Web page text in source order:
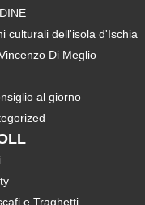
culturali dell'isola d'Ischia
Di Meglio
al giorno
e Traghetti